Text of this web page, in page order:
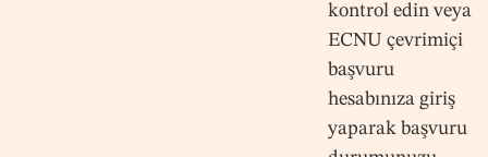
kontrol edin veya
ECNU çevrimiçi
başvuru
hesabınıza giriş
yaparak başvuru